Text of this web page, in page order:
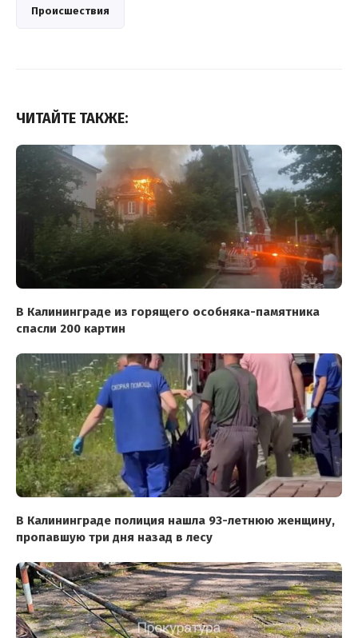
Происшествия
ЧИТАЙТЕ ТАКЖЕ:
В Калининграде из горящего особняка-памятника
спасли 200 картин
В Калининграде полиция нашла 93-летнюю женщину,
пропавшую три дня назад в лесу